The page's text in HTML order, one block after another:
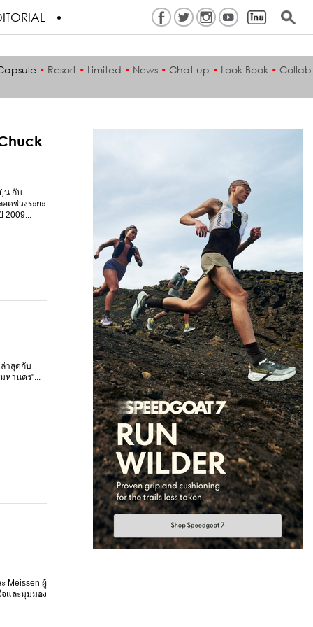
• Resort • Limited • News • Chat up • Look Book • Collab
น กับ
ดช่วงระยะ
2009...
าสุดกับ
านคร"...
Meissen ผู้
และมุมมอง